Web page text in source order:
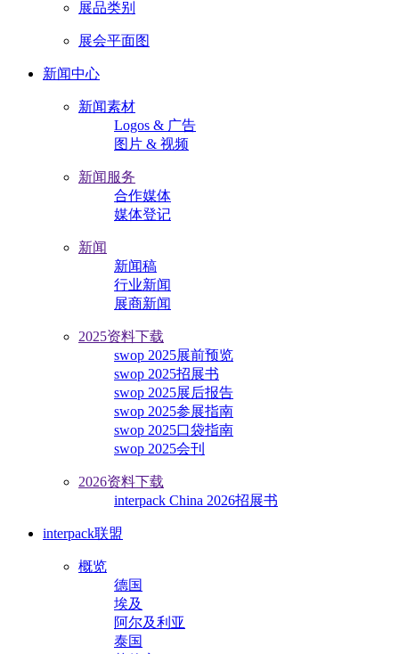
展品类别
展会平面图
新闻中心
新闻素材
Logos & 广告
图片 & 视频
新闻服务
合作媒体
媒体登记
新闻
新闻稿
行业新闻
展商新闻
2025资料下载
swop 2025展前预览
swop 2025招展书
swop 2025展后报告
swop 2025参展指南
swop 2025口袋指南
swop 2025会刊
2026资料下载
interpack China 2026招展书
interpack联盟
概览
德国
埃及
阿尔及利亚
泰国